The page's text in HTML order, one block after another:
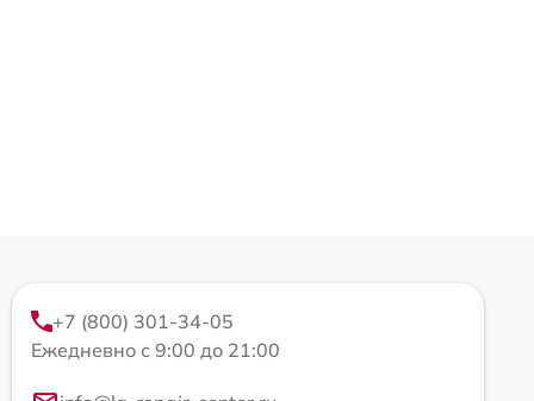
+7 (800) 301-34-05
Ежедневно с 9:00 до 21:00